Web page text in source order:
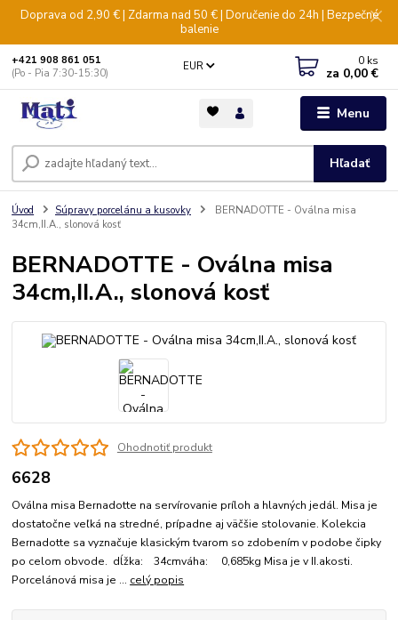
Doprava od 2,90 € | Zdarma nad 50 € | Doručenie do 24h | Bezpečné
balenie
Menu
EUR
Hľadať
+421 908 861 051
(Po - Pia 7:30-15:30)
0 ks
za 0,00 €
Úvod Súpravy porcelánu a kusovky
BERNADOTTE - Oválna misa
34cm,II.A., slonová kosť
BERNADOTTE - Oválna misa
34cm,II.A., slonová kosť
Ohodnotiť produkt
6628
Oválna misa Bernadotte na servírovanie príloh a hlavných jedál. Misa je
dostatočne veľká na stredné, prípadne aj väčšie stolovanie. Kolekcia
Bernadotte sa vyznačuje klasickým tvarom so zdobením v podobe čipky
po celom obvode. dĺžka: 34cmváha: 0,685kg Misa je v II.akosti.
Porcelánová misa je ... celý popis